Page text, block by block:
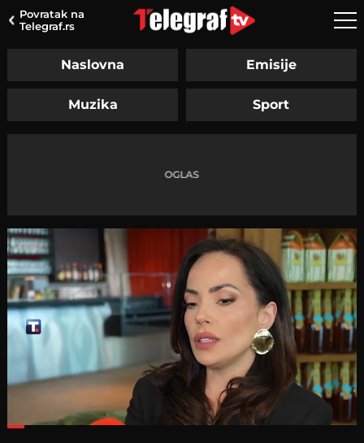
Povratak na
Telegraf.rs
Naslovna Emisije
Muzika Sport